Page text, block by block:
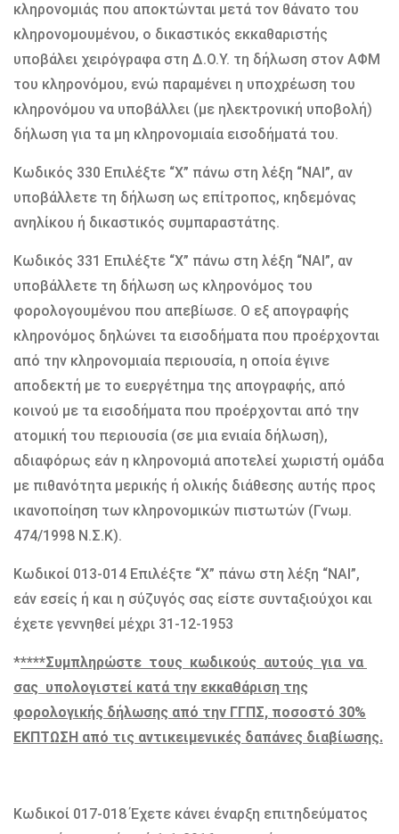
κληρονομιάς που αποκτώνται μετά τον θάνατο του
κληρονομουμένου, ο δικαστικός εκκαθαριστής
υποβάλει χειρόγραφα στη Δ.Ο.Υ. τη δήλωση στον ΑΦΜ
του κληρονόμου, ενώ παραμένει η υποχρέωση του
κληρονόμου να υποβάλλει (με ηλεκτρονική υποβολή)
δήλωση για τα μη κληρονομιαία εισοδήματά του.
Κωδικός 330 Επιλέξτε “X” πάνω στη λέξη “ΝΑΙ”, αν
υποβάλλετε τη δήλωση ως επίτροπος, κηδεμόνας
ανηλίκου ή δικαστικός συμπαραστάτης.
Κωδικός 331 Επιλέξτε “X” πάνω στη λέξη “ΝΑΙ”, αν
υποβάλλετε τη δήλωση ως κληρονόμος του
φορολογουμένου που απεβίωσε. Ο εξ απογραφής
κληρονόμος δηλώνει τα εισοδήματα που προέρχονται
από την κληρονομιαία περιουσία, η οποία έγινε
αποδεκτή με το ευεργέτημα της απογραφής, από
κοινού με τα εισοδήματα που προέρχονται από την
ατομική του περιουσία (σε μια ενιαία δήλωση),
αδιαφόρως εάν η κληρονομιά αποτελεί χωριστή ομάδα
με πιθανότητα μερικής ή ολικής διάθεσης αυτής προς
ικανοποίηση των κληρονομικών πιστωτών (Γνωμ.
474/1998 Ν.Σ.Κ).
Κωδικοί 013-014 Επιλέξτε “X” πάνω στη λέξη “ΝΑΙ”,
εάν εσείς ή και η σύζυγός σας είστε συνταξιούχοι και
έχετε γεννηθεί μέχρι 31-12-1953
*****Συμπληρώστε τους κωδικούς αυτούς για να
σας υπολογιστεί κατά την εκκαθάριση της
φορολογικής δήλωσης από την ΓΓΠΣ, ποσοστό 30%
ΕΚΠΤΩΣΗ από τις αντικειμενικές δαπάνες διαβίωσης.
Κωδικοί 017-018 Έχετε κάνει έναρξη επιτηδεύματος